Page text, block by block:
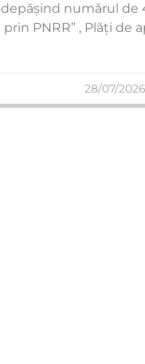
depășind numărul de
prin PNRR” , Plăți de
28/07/2026